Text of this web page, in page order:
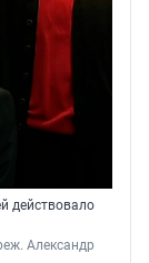
действовало
Александр